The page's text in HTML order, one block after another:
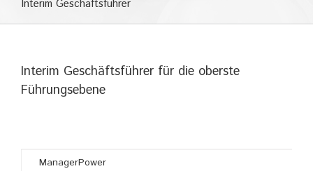
Interim Geschäftsführer
Interim Geschäftsführer für die oberste
Führungsebene
ManagerPower